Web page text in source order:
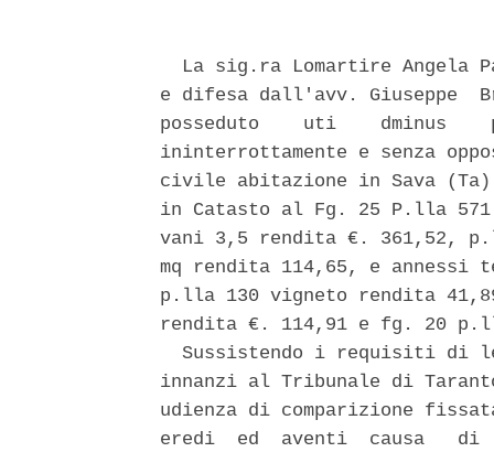
La sig.ra Lomartire Angela
e difesa dall'avv. Giuseppe
posseduto    uti    dminus
ininterrottamente e senza
civile abitazione in Sava
in Catasto al Fg. 25 P.lla
vani 3,5 rendita €. 361,52,
mq rendita 114,65, e
p.lla 130 vigneto rendita
rendita €. 114,91 e fg. 20
Sussistendo i requisiti di
innanzi al Tribunale di
udienza di comparizione
eredi  ed  aventi  causa   di